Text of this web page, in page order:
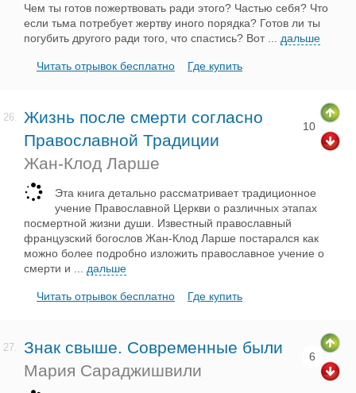
Чем ты готов пожертвовать ради этого? Частью себя? Что
если тьма потребует жертву иного порядка? Готов ли ты
погубить другого ради того, что спастись? Вот
дальше
Читать отрывок бесплатно Где купить
26.
Жизнь после смерти согласно
Православной Традиции
Жан-Клод Ларше
10
Эта книга детально рассматривает традиционное
учение Православной Церкви о различных этапах
посмертной жизни души. Известный православный
французский богослов Жан-Клод Ларше постарался как
можно более подробно изложить православное учение о
смерти и
дальше
Читать отрывок бесплатно Где купить
27.
Знак свыше. Современные были
Мария Сараджишвили
6